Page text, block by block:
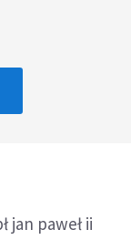
jan paweł ii